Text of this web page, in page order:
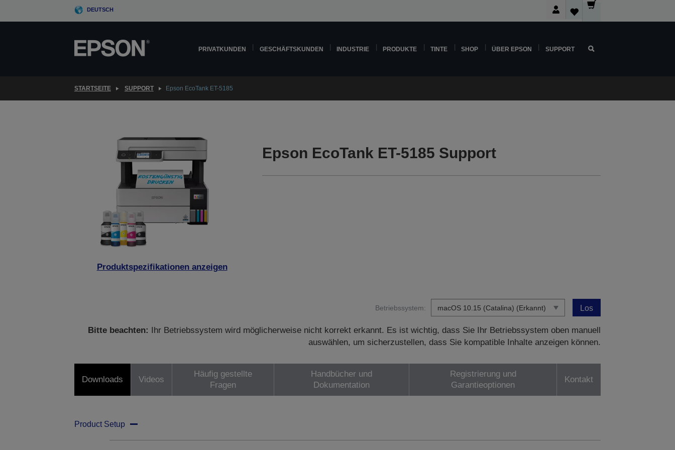
DEUTSCH
PRIVATKUNDEN GESCHÄFTSKUNDEN INDUSTRIE PRODUKTE TINTE SHOP ÜBER EPSON SUPPORT
STARTSEITE SUPPORT Epson EcoTank ET-5185
Produktspezifikationen anzeigen
Epson EcoTank ET-5185 Support
Betriebssystem: Los
Bitte beachten:
Ihr Betriebssystem wird möglicherweise nicht korrekt erkannt. Es ist wichtig, dass Sie Ihr Betriebssystem oben manuell
auswählen, um sicherzustellen, dass Sie kompatible Inhalte anzeigen können.
Downloads Videos
Häufig gestellte
Fragen
Handbücher und
Dokumentation
Registrierung und
Garantieoptionen
Kontakt
Product Setup